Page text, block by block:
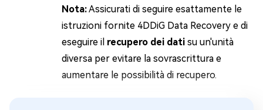
Nota:Assicurati di seguire esattamente le
istruzioni fornite 4DDiG Data Recovery e di
eseguire il recupero dei dati su un'unità
diversa per evitare la sovrascrittura e
aumentare le possibilità di recupero.